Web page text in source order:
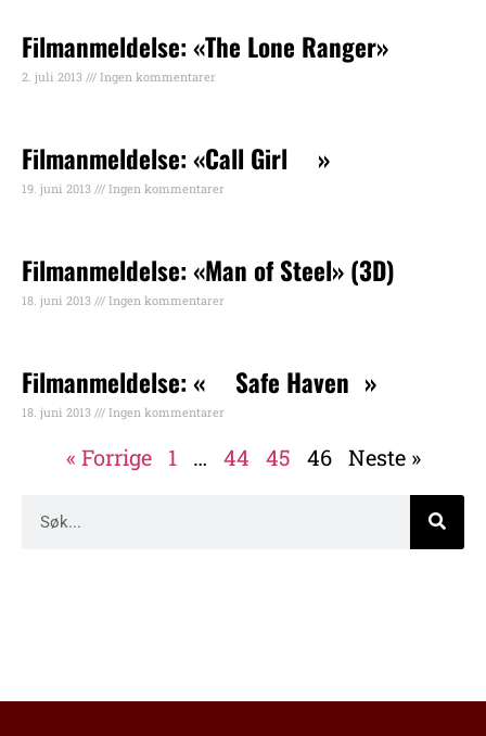
Filmanmeldelse: «The Lone Ranger»
2. juli 2013 Ingen kommentarer
Filmanmeldelse: «Call Girl »
19. juni 2013 Ingen kommentarer
Filmanmeldelse: «Man of Steel» (3D)
18. juni 2013 Ingen kommentarer
Filmanmeldelse: « Safe Haven »
18. juni 2013 Ingen kommentarer
« Forrige 1 … 44 45 46 Neste »